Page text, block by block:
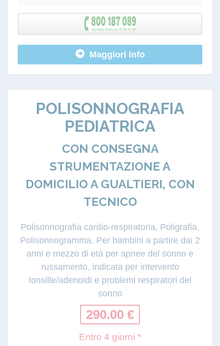
Maggiori info
POLISONNOGRAFIA
PEDIATRICA
CON CONSEGNA
STRUMENTAZIONE A
DOMICILIO A GUALTIERI, CON
TECNICO
Polisonnografia cardio-respiratoria, Poligrafia,
Polisonnogramma. Per bambini a partire dai 2
anni e mezzo di età per apnee del sonno e
russamento, indicata per intervento
tonsille/adenoidi e problemi respiratori del
sonno
290.00 €
Entro 4 giorni *